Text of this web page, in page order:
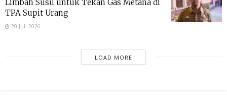
Limbah Susu untuk Tekan Gas Metana di
TPA Supit Urang
20 Juli 2026
LOAD MORE